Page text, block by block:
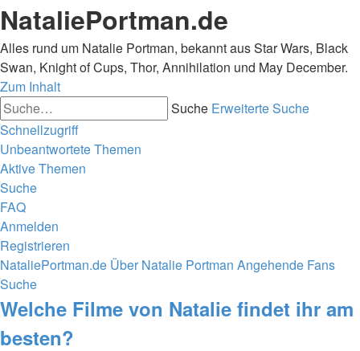
NataliePortman.de
Alles rund um Natalie Portman, bekannt aus Star Wars, Black
Swan, Knight of Cups, Thor, Annihilation und May December.
Zum Inhalt
Suche Erweiterte Suche
Schnellzugriff
Unbeantwortete Themen
Aktive Themen
Suche
FAQ
Anmelden
Registrieren
NataliePortman.de Über Natalie Portman Angehende Fans
Suche
Welche Filme von Natalie findet ihr am
besten?